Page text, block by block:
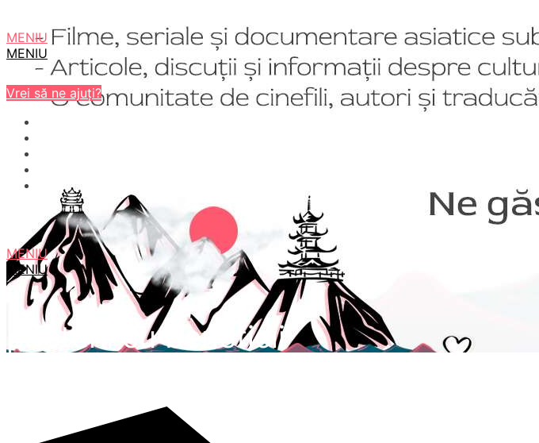
MENIU
MENIU
Vrei să ne ajuți?
MENIU
MENIU
prieteni cu beneficii